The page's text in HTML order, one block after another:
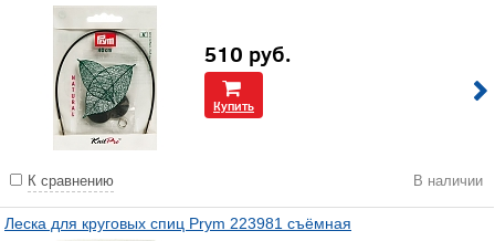
510 руб.
Купить
К сравнению В наличии
Леска для круговых спиц Prym 223981 съёмная